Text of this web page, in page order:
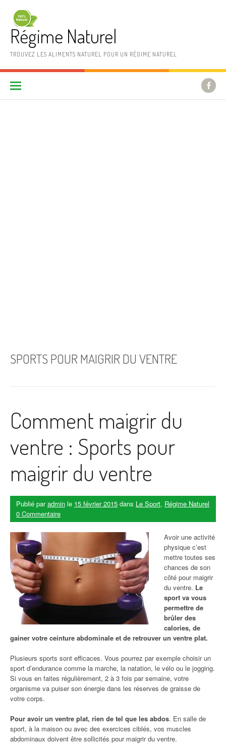
Régime Naturel
TROUVEZ LES ALIMENTS NATUREL POUR UN RÉGIME NATUREL
SPORTS POUR MAIGRIR DU VENTRE
Comment maigrir du
ventre : Sports pour
maigrir du ventre
Publié paradmin le 15 février 2015 dans Le Sport, Régime Naturel
0 Commentaire
Avoir une activité
physique c’est
mettre toutes ses
chances de son
côté pour maigrir
du ventre. Le
sport va vous
permettre de
brûler des
calories, de
gainer votre ceinture abdominale et de retrouver un ventre plat.
Plusieurs sports sont efficaces. Vous pourrez par exemple choisir un
sport d’endurance comme la marche, la natation, le vélo ou le jogging.
Si vous en faites régulièrement, 2 à 3 fois par semaine, votre
organisme va puiser son énergie dans les réserves de graisse de
votre corps.
Pour avoir un ventre plat, rien de tel que les abdos. En salle de
sport, à la maison ou avec des exercices ciblés, vos muscles
abdominaux doivent être sollicités pour maigrir du ventre.